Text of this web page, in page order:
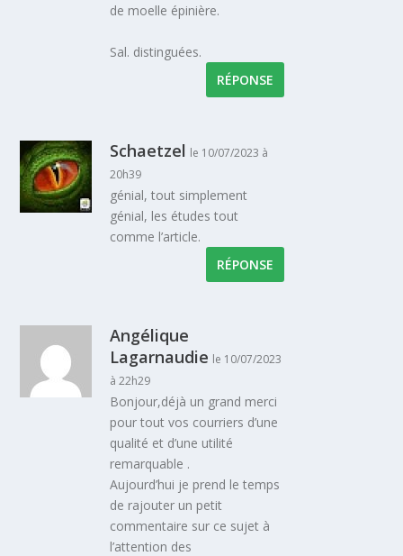
de moelle épinière.
Sal. distinguées.
RÉPONSE
Schaetzel le 10/07/2023 à
20h39
génial, tout simplement
génial, les études tout
comme l’article.
RÉPONSE
Angélique
Lagarnaudie le 10/07/2023
à 22h29
Bonjour,déjà un grand merci
pour tout vos courriers d’une
qualité et d’une utilité
remarquable .
Aujourd’hui je prend le temps
de rajouter un petit
commentaire sur ce sujet à
l’attention des